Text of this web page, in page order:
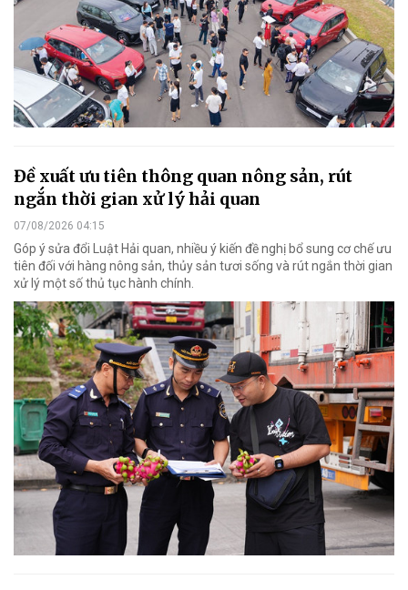
Đề xuất ưu tiên thông quan nông sản, rút
ngắn thời gian xử lý hải quan
07/08/2026 04:15
Góp ý sửa đổi Luật Hải quan, nhiều ý kiến đề nghị bổ sung cơ chế ưu
tiên đối với hàng nông sản, thủy sản tươi sống và rút ngắn thời gian
xử lý một số thủ tục hành chính.